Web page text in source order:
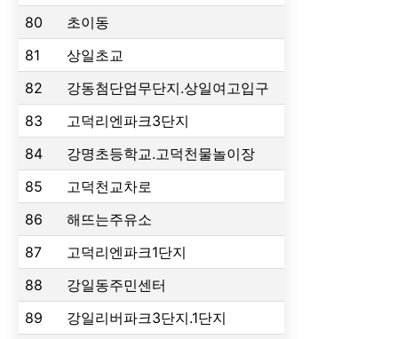
80
초이동
81
상일초교
82
강동첨단업무단지.상일여고입구
83
고덕리엔파크3단지
84
강명초등학교.고덕천물놀이장
85
고덕천교차로
86
해뜨는주유소
87
고덕리엔파크1단지
88
강일동주민센터
89
강일리버파크3단지.1단지